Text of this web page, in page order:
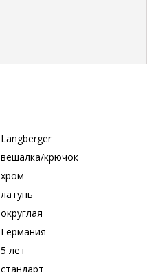
Langberger
вешалка/крючок
хром
латунь
округлая
Германия
5 лет
стандарт